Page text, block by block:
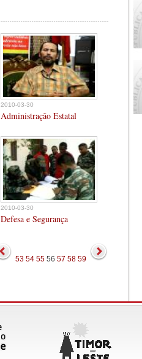
2010-03-30
Administração Estatal
2010-03-30
Defesa e Segurança
53 54 55 56 57 58 59